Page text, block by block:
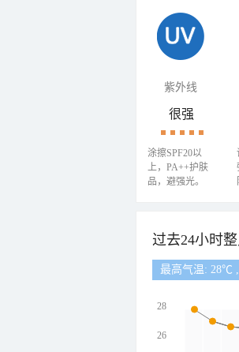
紫外线
很强
涂擦SPF20以
上，PA++护肤
品，避强光。
过去24小时
最高气温: 28℃
28
26